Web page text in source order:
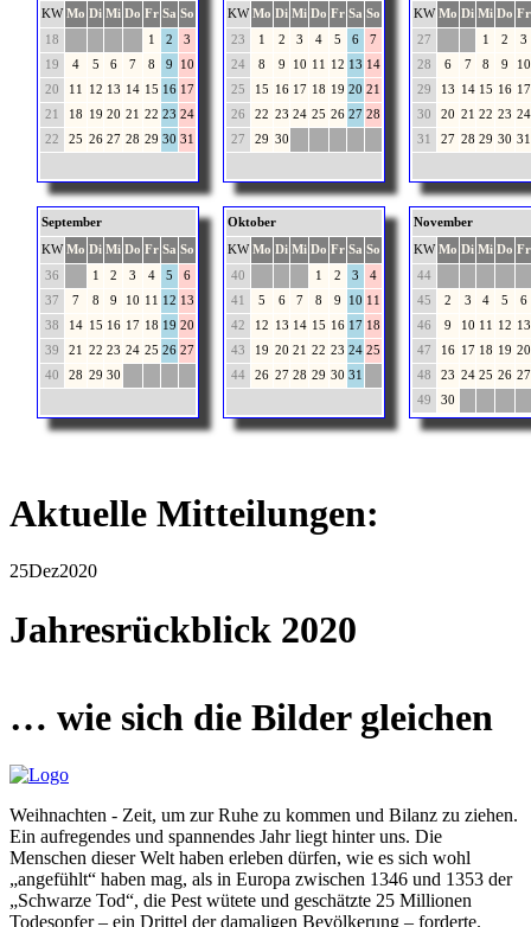
KW Mo Di Mi Do Fr Sa So
18
1 2
3
19
4 5 6 7 8 9
10
20
11 12 13 14 15 16 17
21
18 19 20 21 22 23 24
22
25 26 27 28 29 30 31
KW Mo Di Mi Do Fr Sa So
23
1 2 3 4 5 6
7
24
8 9 10 11 12 13 14
25
15 16 17 18 19 20 21
26
22 23 24 25 26 27 28
27
29 30
KW Mo Di Mi Do Fr
27
1 2
3
28
6 7 8 9
10
29
13 14 15 16 17
30
20 21 22 23 24
31
27 28 29 30 31
September
KW Mo Di Mi Do Fr Sa So
36
1 2 3 4 5
6
37
7 8 9 10 11 12 13
38
14 15 16 17 18 19 20
39
21 22 23 24 25 26 27
40
28 29 30
Oktober
KW Mo Di Mi Do Fr Sa So
40
1 2 3
4
41
5 6 7 8 9 10 11
42
12 13 14 15 16 17 18
43
19 20 21 22 23 24 25
44
26 27 28 29 30 31
November
KW Mo Di Mi Do Fr
44
45
2 3 4 5
6
46
9 10 11 12 13
47
16 17 18 19 20
48
23 24 25 26 27
49
30
Aktuelle Mitteilungen:
25Dez2020
Jahresrückblick 2020
… wie sich die Bilder gleichen
Weihnachten - Zeit, um zur Ruhe zu kommen und Bilanz zu ziehen.
Ein aufregendes und spannendes Jahr liegt hinter uns. Die
Menschen dieser Welt haben erleben dürfen, wie es sich wohl
angefühlt
haben mag, als in Europa zwischen 1346 und 1353 der
Schwarze Tod , die Pest wütete und geschätzte 25 Millionen
Todesopfer – ein Drittel der damaligen Bevölkerung – forderte.